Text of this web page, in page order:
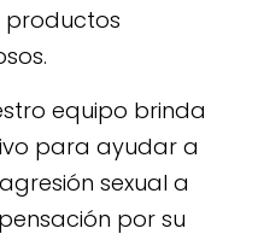
productos
equipo brinda
para ayudar a
sexual a
por su